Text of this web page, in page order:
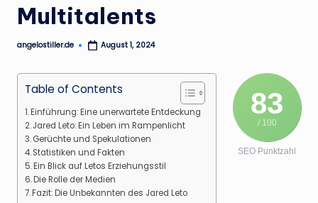
Multitalents
Posted
angelostiller.de August 1, 2024
83
/ 100
SEO Punktzahl
Table of Contents
Einführung: Eine unerwartete Entdeckung
Jared Leto: Ein Leben im Rampenlicht
Gerüchte und Spekulationen
Statistiken und Fakten
Ein Blick auf Letos Erziehungsstil
Die Rolle der Medien
Fazit: Die Unbekannten des Jared Leto